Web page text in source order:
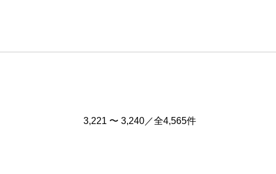
3,221 〜 3,240／全4,565件